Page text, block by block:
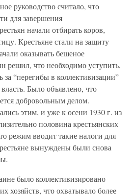
руководство считало, что
для завершения
начали отбирать коров,
Крестьяне стали на защиту
оказывать бешеное
решил, что необходимо уступить,
за “перегибы в коллективизации”
Было объявлено, что
добровольным делом.
этим, и уже к осени 1930 г. из
половина крестьянских
режим вводит такие налоги для
вынуждены были снова
было коллективизировано
хозяйств, что охватывало более